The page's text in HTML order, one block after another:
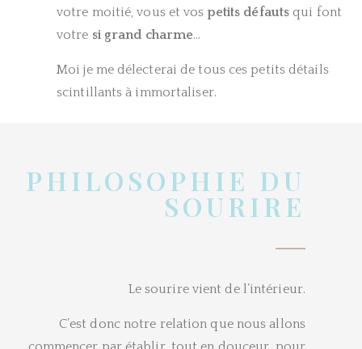
votre moitié, vous et vos petits défauts qui font
votre si grand charme…
Moi je me délecterai de tous ces petits détails
scintillants à immortaliser.
PHILOSOPHIE DU
SOURIRE
Le sourire vient de l’intérieur.
C’est donc notre relation que nous allons